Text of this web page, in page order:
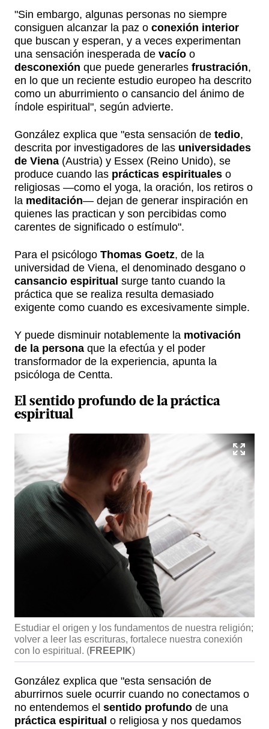
"Sin embargo, algunas personas no siempre
consiguen alcanzar la paz o conexión interior
que buscan y esperan, y a veces experimentan
una sensación inesperada de vacío o
desconexión que puede generarles frustración,
en lo que un reciente estudio europeo ha descrito
como un aburrimiento o cansancio del ánimo de
índole espiritual", según advierte.
González explica que "esta sensación de tedio,
descrita por investigadores de las universidades
de Viena (Austria) y Essex (Reino Unido), se
produce cuando las prácticas espirituales o
religiosas —como el yoga, la oración, los retiros o
la meditación— dejan de generar inspiración en
quienes las practican y son percibidas como
carentes de significado o estímulo".
Para el psicólogo Thomas Goetz, de la
universidad de Viena, el denominado desgano o
cansancio espiritual surge tanto cuando la
práctica que se realiza resulta demasiado
exigente como cuando es excesivamente simple.
Y puede disminuir notablemente la motivación
de la persona que la efectúa y el poder
transformador de la experiencia, apunta la
psicóloga de Centta.
El sentido profundo de lapráctica
espiritual
Estudiar el origen y los fundamentos de nuestra religión;
volver a leer las escrituras, fortalece nuestra conexión
con lo espiritual. (FREEPIK)
González explica que "esta sensación de
aburrirnos suele ocurrir cuando no conectamos o
no entendemos el sentido profundo de una
práctica espiritual o religiosa y nos quedamos